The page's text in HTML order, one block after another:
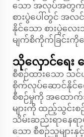
သော အလုပ်အတွက်အလ
စားပွဲပေါ်တွင် အလ
နိုင်သော စားပွဲလေ
မျက်စိကိုက်ခြင်းကို
သိုလှောင်ရေး ဖ
စီစဉ်ထားသော သင်
စိုက်လုပ်ဆောင်နိုင်စ
စီစဉ်မှုကို အထောက်
များကို ထည့်သွင်းစဉ်းစ
သိမ်းဆည်းရာနေရ
သော စီစဉ်သူများ